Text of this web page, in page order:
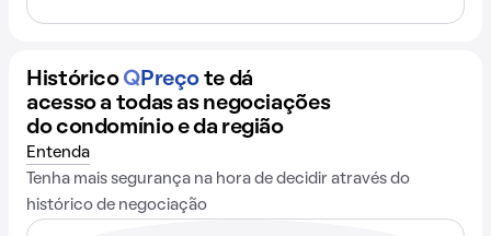
Histórico QPreço te dá
acesso a todas as negociações
do condomínio e da região
Entenda
Tenha mais segurança na hora de decidir através do
histórico de negociação